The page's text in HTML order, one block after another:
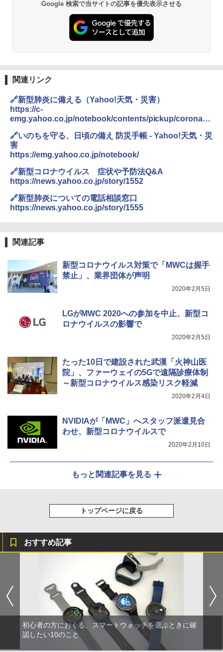
Google 検索で当サイトの記事を優先表示させる
関連リンク
🔗新型肺炎に備える（Yahoo!天気・災害）
https://c-
emg.yahoo.co.jp/notebook/contents/pickup/coronavir
🔗いのちを守る、日頃の備え 防災手帳 - Yahoo!天気・災
害
https://emg.yahoo.co.jp/notebook/
🔗新型コロナウイルス 症状や予防法Q&A
https://news.yahoo.co.jp/story/1552
🔗新型肺炎についての電話相談窓口
https://news.yahoo.co.jp/story/1555
関連記事
新型コロナウイルス対策で「MWCは握手
禁止」、業界団体が声明
2020年2月5日
LGがMWC 2020への参加を中止、新型コ
ロナウイルスの影響で
2020年2月5日
たった10日で建設された武漢「火神山医
院」、ファーウェイの5Gで遠隔診療体制
～新型コロナウイルス感染リスク軽減
2020年2月4日
NVIDIAが「MWC」へスタッフ派遣見合
わせ、新型コロナウイルスで
2020年2月10日
もっと関連記事を見る
トップページに戻る
おすすめ記事
初心者の方におくる、スマートウォッチを選ぶときに確
認したい10のこと